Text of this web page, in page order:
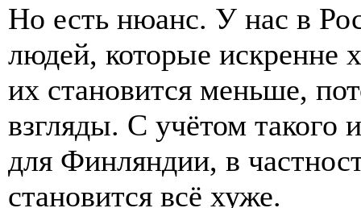
Но есть нюанс. У нас в
людей, которые искренне
их становится меньше,
взгляды. С учётом такого
для Финляндии, в
становится всё хуже.